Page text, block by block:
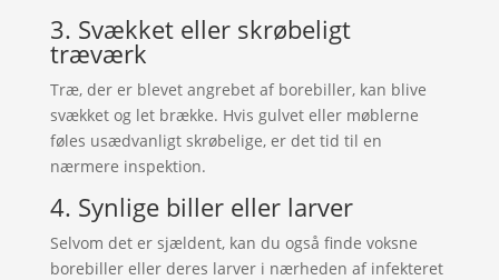
3. Svækket eller skrøbeligt
træværk
Træ, der er blevet angrebet af borebiller, kan blive
svækket og let brække. Hvis gulvet eller møblerne
føles usædvanligt skrøbelige, er det tid til en
nærmere inspektion.
4. Synlige biller eller larver
Selvom det er sjældent, kan du også finde voksne
borebiller eller deres larver i nærheden af infekteret